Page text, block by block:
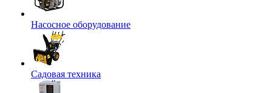
Насосное оборудование
Садовая техника